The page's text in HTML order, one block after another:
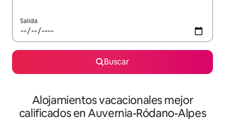
Salida
Buscar
Alojamientos vacacionales mejor
calificados en Auvernia-Ródano-Alpes